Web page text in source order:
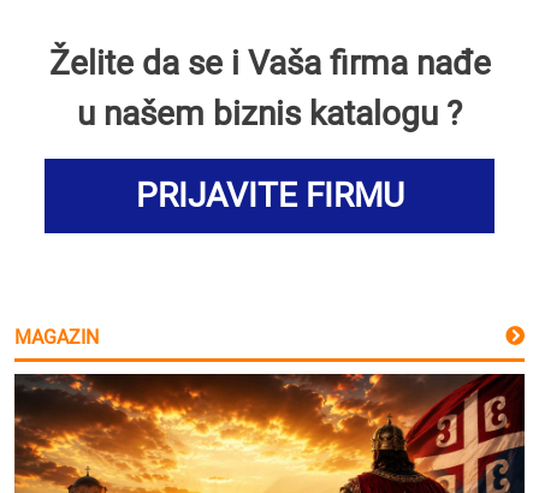
Želite da se i Vaša firma nađe
u našem biznis katalogu ?
PRIJAVITE FIRMU
MAGAZIN